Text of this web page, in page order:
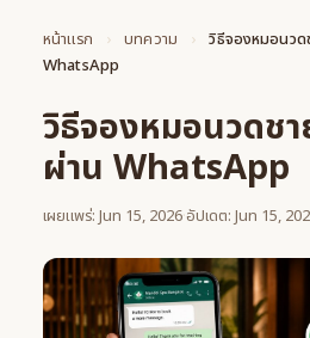
หน้าแรก › บทความ › วิธีจองหมอนวด
WhatsApp
วิธีจองหมอนวดช
ผ่าน WhatsApp
เผยแพร่: Jun 15, 2026·อัปเดต: Jun 15,